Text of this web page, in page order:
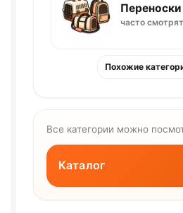
Переноски
часто смотрят
Похожие
Все категории можно
Каталог